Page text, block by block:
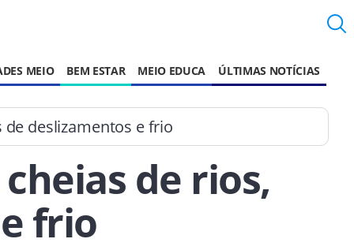
MEIO BEM ESTAR MEIO EDUCA ÚLTIMAS NOTÍCIAS
de deslizamentos e frio
de rios,
frio